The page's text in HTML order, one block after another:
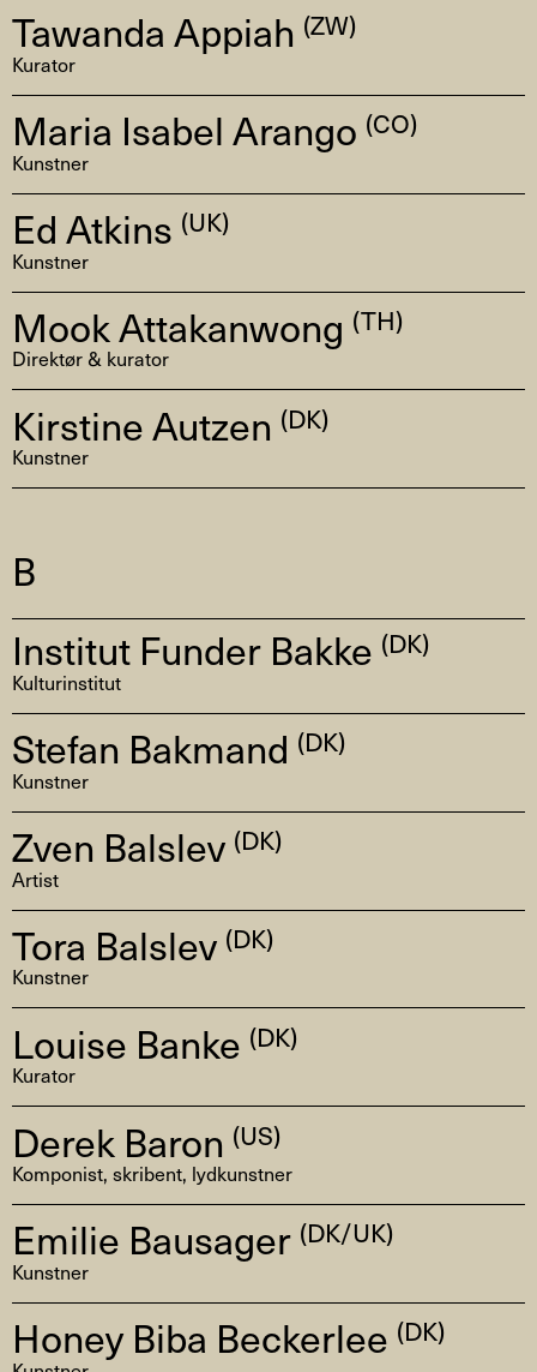
Tawanda Appiah (ZW)
Kurator
Maria Isabel Arango (CO)
Kunstner
Ed Atkins (UK)
Kunstner
Mook Attakanwong (TH)
Direktør & kurator
Kirstine Autzen (DK)
Kunstner
B
Institut Funder Bakke (DK)
Kulturinstitut
Stefan Bakmand (DK)
Kunstner
Zven Balslev (DK)
Artist
Tora Balslev (DK)
Kunstner
Louise Banke (DK)
Kurator
Derek Baron (US)
Komponist, skribent, lydkunstner
Emilie Bausager (DK/UK)
Kunstner
Honey Biba Beckerlee (DK)